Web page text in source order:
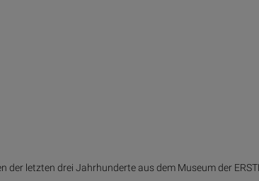
der letzten drei Jahrhunderte aus dem Museum der